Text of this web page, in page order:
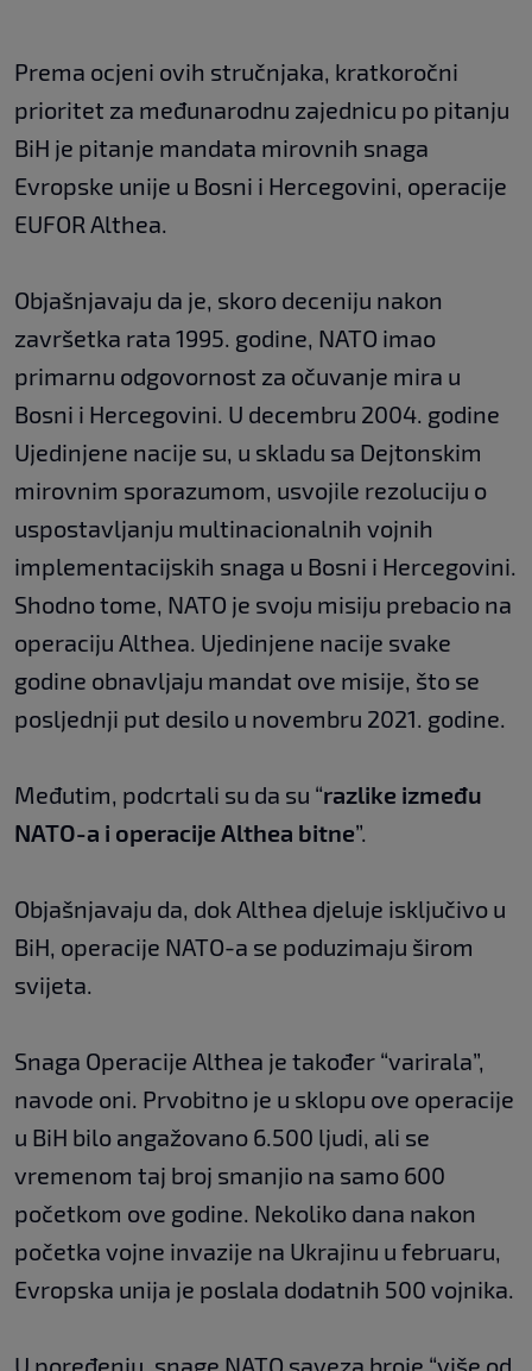
Prema ocjeni ovih stručnjaka, kratkoročni
prioritet za međunarodnu zajednicu po pitanju
BiH je pitanje mandata mirovnih snaga
Evropske unije u Bosni i Hercegovini, operacije
EUFOR Althea.
Objašnjavaju da je, skoro deceniju nakon
završetka rata 1995. godine, NATO imao
primarnu odgovornost za očuvanje mira u
Bosni i Hercegovini. U decembru 2004. godine
Ujedinjene nacije su, u skladu sa Dejtonskim
mirovnim sporazumom, usvojile rezoluciju o
uspostavljanju multinacionalnih vojnih
implementacijskih snaga u Bosni i Hercegovini.
Shodno tome, NATO je svoju misiju prebacio na
operaciju Althea. Ujedinjene nacije svake
godine obnavljaju mandat ove misije, što se
posljednji put desilo u novembru 2021. godine.
Međutim, podcrtali su da su “razlike između
NATO-a i operacije Althea bitne”.
Objašnjavaju da, dok Althea djeluje isključivo u
BiH, operacije NATO-a se poduzimaju širom
svijeta.
Snaga Operacije Althea je također “varirala”,
navode oni. Prvobitno je u sklopu ove operacije
u BiH bilo angažovano 6.500 ljudi, ali se
vremenom taj broj smanjio na samo 600
početkom ove godine. Nekoliko dana nakon
početka vojne invazije na Ukrajinu u februaru,
Evropska unija je poslala dodatnih 500 vojnika.